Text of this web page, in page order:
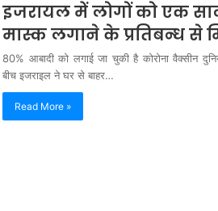
इजरायल में लोगों को एक
मास्क लगाने के प्रतिबन्ध से
80% आबादी को लगाई जा चुकी है कोरोना वैक्सीन
बीच इजराइल ने घर से बाहर…
Read More »